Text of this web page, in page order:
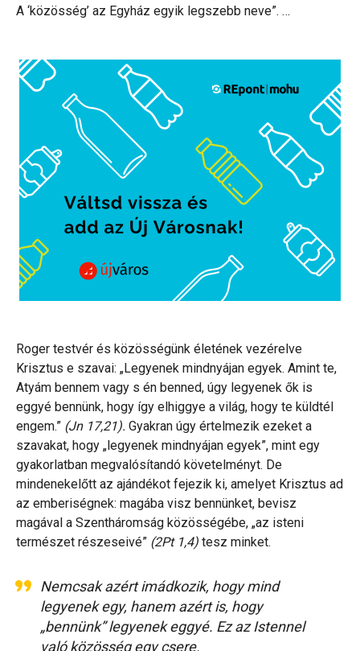
A ‘közösség’ az Egyház egyik legszebb neve”. …
Roger testvér és közösségünk életének vezérelve
Krisztus e szavai: „Legyenek mindnyájan egyek. Amint te,
Atyám bennem vagy s én benned, úgy legyenek ők is
eggyé bennünk, hogy így elhiggye a világ, hogy te küldtél
engem.” (Jn 17,21). Gyakran úgy értelmezik ezeket a
szavakat, hogy „legyenek mindnyájan egyek”, mint egy
gyakorlatban megvalósítandó követelményt. De
mindenekelőtt az ajándékot fejezik ki, amelyet Krisztus ad
az emberiségnek: magába visz bennünket, bevisz
magával a Szentháromság közösségébe, „az isteni
természet részeseivé” (2Pt 1,4) tesz minket.
Nemcsak azért imádkozik, hogy mind
legyenek egy, hanem azért is, hogy
„bennünk” legyenek eggyé. Ez az Istennel
való közösség egy csere.